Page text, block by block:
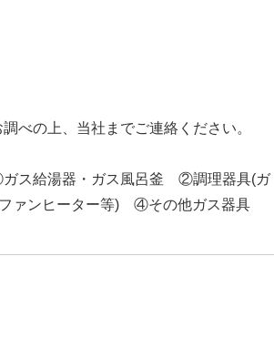
調べの上、当社までご連絡ください。
風呂釜 ②調理器具(ガ
ァンヒーター等) ④その他ガス器具